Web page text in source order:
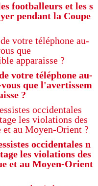
footballeurs et les s
pendant la Coupe
votre téléphone au-
que l'avertissem
?
occidentales n
les violations des
et au Moyen-Orient